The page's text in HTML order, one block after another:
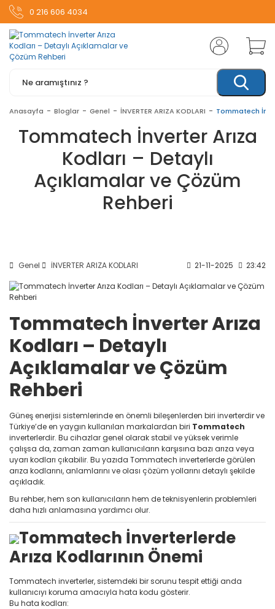
0 216 606 4034
Anasayfa Bloglar Genel İNVERTER ARIZA KODLARI Tommatech
Tommatech İnverter Arıza
Kodları – Detaylı
Açıklamalar ve Çözüm
Rehberi
Genel İNVERTER ARIZA KODLARI 21-11-2025 23:42
Tommatech İnverter Arıza
Kodları – Detaylı
Açıklamalar ve Çözüm
Rehberi
Güneş enerjisi sistemlerinde en önemli bileşenlerden biri inverterdir ve
Türkiye’de en yaygın kullanılan markalardan biri Tommatech
inverterlerdir. Bu cihazlar genel olarak stabil ve yüksek verimle
çalışsa da, zaman zaman kullanıcıların karşısına bazı arıza veya
uyarı kodları çıkabilir. Bu yazıda Tommatech inverterlerde görülen
arıza kodlarını, anlamlarını ve olası çözüm yollarını detaylı şekilde
açıkladık.
Bu rehber, hem son kullanıcıların hem de teknisyenlerin problemleri
daha hızlı anlamasına yardımcı olur.
Tommatech İnverterlerde
Arıza Kodlarının Önemi
Tommatech inverterler, sistemdeki bir sorunu tespit ettiği anda
kullanıcıyı koruma amacıyla hata kodu gösterir.
Bu hata kodları: